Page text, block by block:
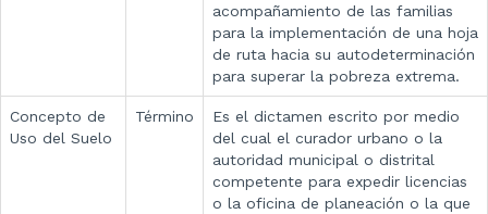
acompañamiento de las familias
para la implementación de una hoja
de ruta hacia su autodeterminación
para superar la pobreza extrema.
Concepto de
Uso del Suelo
Término
Es el dictamen escrito por medio
del cual el curador urbano o la
autoridad municipal o distrital
competente para expedir licencias
o la oficina de planeación o la que